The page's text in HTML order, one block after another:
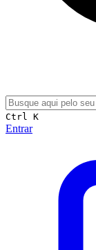
Ctrl K
Entrar